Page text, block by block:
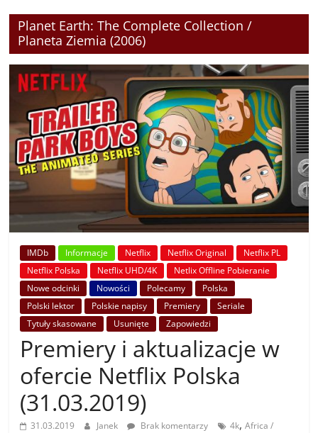
Planet Earth: The Complete Collection /
Planeta Ziemia (2006)
IMDb Informacje Netflix Netflix Original
Netflix PL
Netflix Polska
Netflix UHD/4K
Netlix Offline Pobieranie
Nowe odcinki
Nowości Polecamy
Polska
Polski lektor
Polskie napisy Premiery
Seriale
Tytuły skasowane
Usunięte Zapowiedzi
Premiery i aktualizacje w
ofercie Netflix Polska
(31.03.2019)
31.03.2019 Janek Brak komentarzy 4k,Africa /